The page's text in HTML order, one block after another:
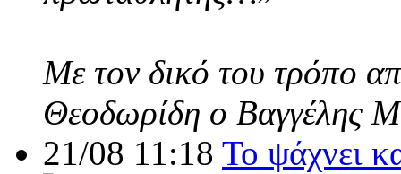
Με τον δικό του τρόπο
Θεοδωρίδη ο Βαγγέλης
21/08 11:18 Το ψάχνει